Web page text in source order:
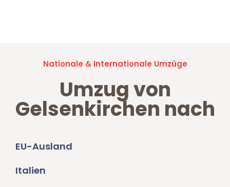
Nationale & Internationale Umzüge
Umzug von
Gelsenkirchen nach
EU-Ausland
Italien